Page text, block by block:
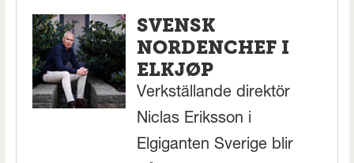
SVENSK
NORDENCHEF I
ELKJØP
Verkställande direktör
Niclas Eriksson i
Elgiganten Sverige blir